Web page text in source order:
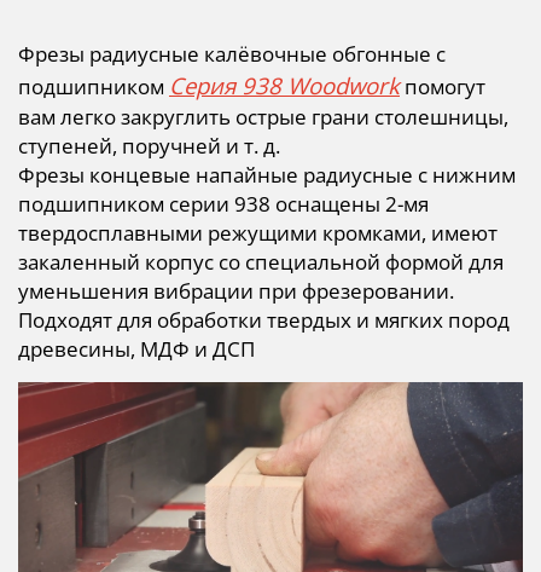
Фрезы радиусные калёвочные обгонные с
подшипником Серия 938 Woodworkпомогут
вам легко закруглить острые грани столешницы,
ступеней, поручней и т. д.
Фрезы концевые напайные радиусные с нижним
подшипником серии 938 оснащены 2-мя
твердосплавными режущими кромками, имеют
закаленный корпус со специальной формой для
уменьшения вибрации при фрезеровании.
Подходят для обработки твердых и мягких пород
древесины, МДФ и ДСП